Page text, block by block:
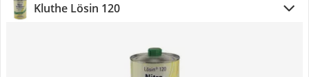
Kluthe Lösin 120